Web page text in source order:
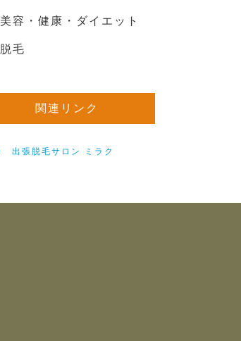
美容・健康・ダイエット
脱毛
関連リンク
出張脱毛サロン ミラク